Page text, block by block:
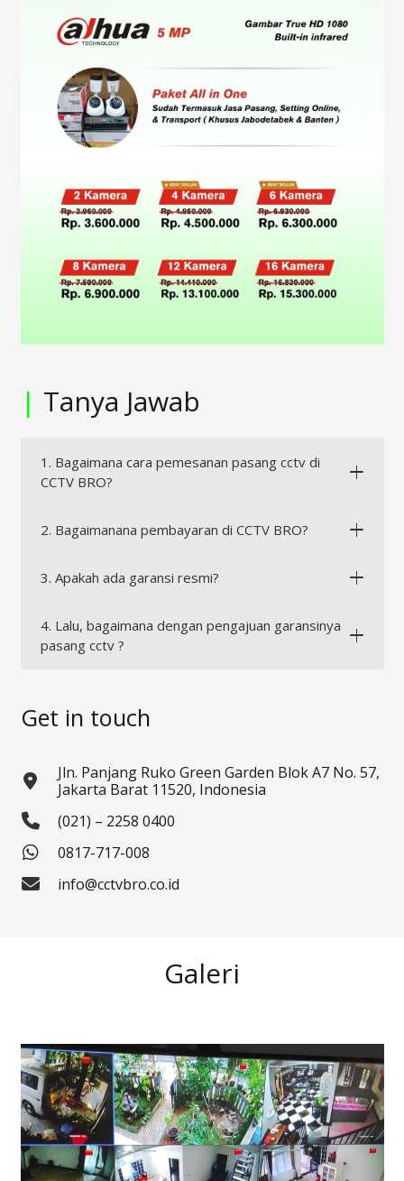
| Tanya Jawab
1. Bagaimana cara pemesanan pasang cctv di
CCTV BRO?
2. Bagaimanana pembayaran di CCTV BRO?
3. Apakah ada garansi resmi?
4. Lalu, bagaimana dengan pengajuan garansinya
pasang cctv ?
Get in touch
Jln. Panjang Ruko Green Garden Blok A7 No. 57,
Jakarta Barat 11520, Indonesia
(021) – 2258 0400
0817-717-008
info@cctvbro.co.id
Galeri